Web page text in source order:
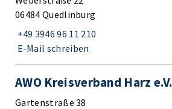
06484 Quedlinburg
+49 3946 96 11 210
E-Mail schreiben
AWO Kreisverband Harz e.V.
Gartenstraße 38